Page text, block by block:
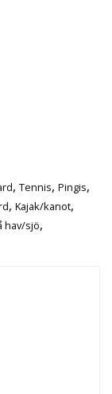
, Tennis, Pingis,
, Kajak/kanot,
hav/sjö,